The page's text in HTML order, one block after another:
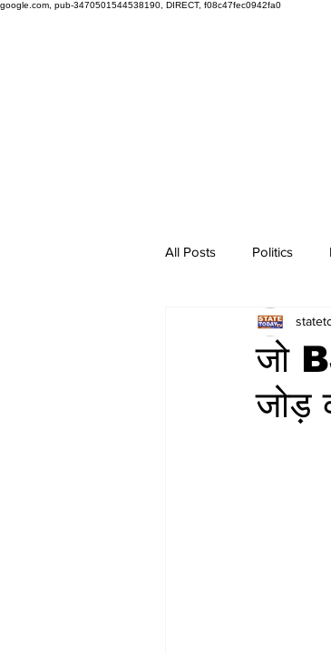
google.com, pub-3470501544538190, DIRECT, f08c47fec0942fa0
All Posts Politics
जो
जोड़